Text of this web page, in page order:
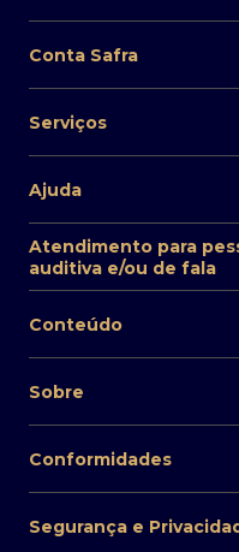
Conta Safra
Serviços
Ajuda
Atendimento para
auditiva e/ou de fala
Conteúdo
Sobre
Conformidades
Segurança e